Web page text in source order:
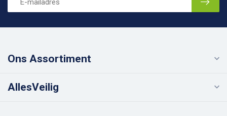
Ons Assortiment
AllesVeilig